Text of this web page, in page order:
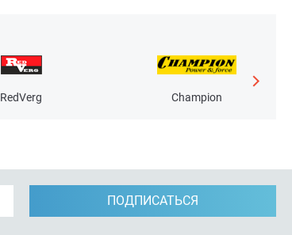
RedVerg Champion
ПОДПИСАТЬСЯ